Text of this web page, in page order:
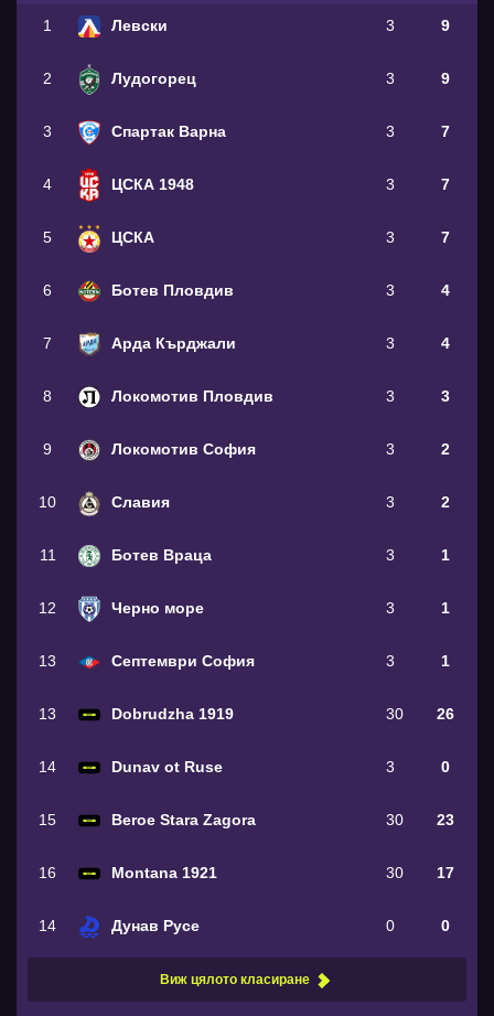
1 Левски 3 9
2 Лудогорец 3 9
3 Спартак Варна 3 7
4 ЦСКА 1948 3 7
5 ЦСКА 3 7
6 Ботев Пловдив 3 4
7 Арда Кърджали 3 4
8 Локомотив Пловдив 3 3
9 Локомотив София 3 2
10 Славия 3 2
11 Ботев Враца 3 1
12 Черно море 3 1
13 Септември София 3 1
13 Dobrudzha 1919 30 26
14 Dunav ot Ruse 3 0
15 Beroe Stara Zagora 30 23
16 Montana 1921 30 17
14 Дунав Русе 0 0
Виж цялото класиране